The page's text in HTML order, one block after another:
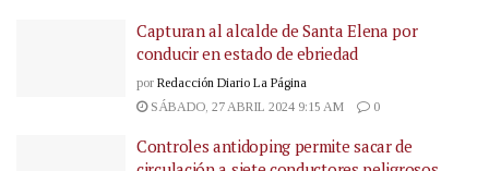
Capturan al alcalde de Santa Elena por
conducir en estado de ebriedad
por Redacción Diario La Página
SÁBADO, 27 ABRIL 2024 9:15 AM
0
Controles antidoping permite sacar de